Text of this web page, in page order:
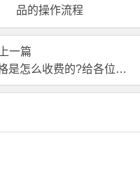
品的操作流程
上一篇
收费的?给各位卖家们介绍